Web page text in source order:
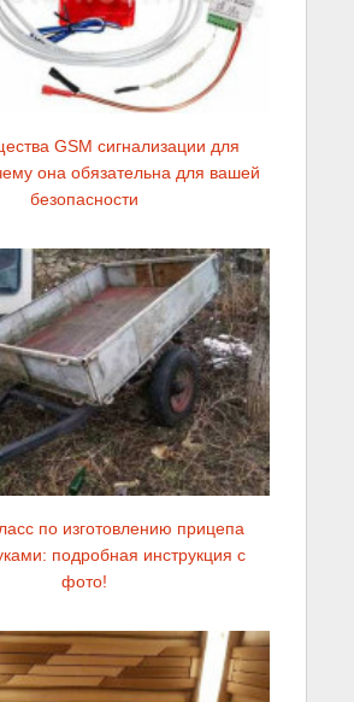
GSM сигнализации для
она обязательна для вашей
безопасности
по изготовлению прицепа
подробная инструкция с
фото!